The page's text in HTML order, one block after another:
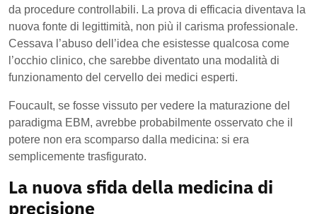
da procedure controllabili. La prova di efficacia diventava la
nuova fonte di legittimità, non più il carisma professionale.
Cessava l’abuso dell’idea che esistesse qualcosa come
l’occhio clinico, che sarebbe diventato una modalità di
funzionamento del cervello dei medici esperti.
Foucault, se fosse vissuto per vedere la maturazione del
paradigma EBM, avrebbe probabilmente osservato che il
potere non era scomparso dalla medicina: si era
semplicemente trasfigurato.
La nuova sfida della medicina di
precisione